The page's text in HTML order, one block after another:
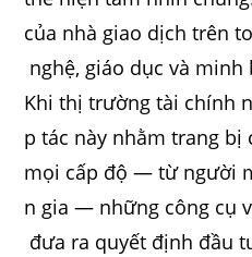
của nhà giao dịch trên
nghệ, giáo dục và minh
Khi thị trường tài chính
p tác này nhằm trang bị
mọi cấp độ — từ người
n gia — những công cụ
đưa ra quyết định đầu